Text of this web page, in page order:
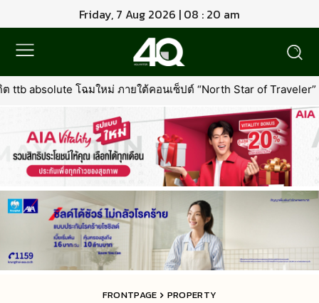
Friday, 7 Aug 2026 | 08 : 20 am
ายใต้คอนเซ็ปต์ “North Star of Traveler” พร้อมเพิ่มเอกสิทธิ์ใหม่ที่
FRONTPAGE PROPERTY